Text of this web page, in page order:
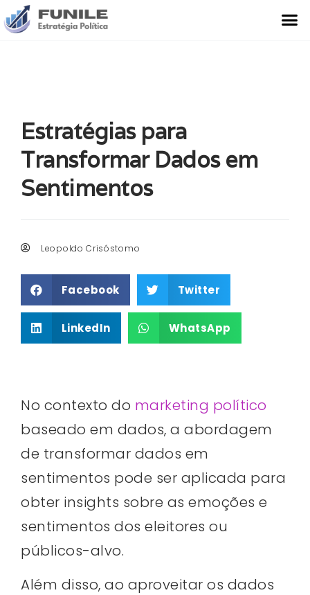
Estratégias para
Transformar Dados em
Sentimentos
Leopoldo Crisóstomo
Facebook Twitter
LinkedIn WhatsApp
No contexto do marketing político
baseado em dados, a abordagem
de transformar dados em
sentimentos pode ser aplicada para
obter insights sobre as emoções e
sentimentos dos eleitores ou
públicos-alvo.
Além disso, ao aproveitar os dados